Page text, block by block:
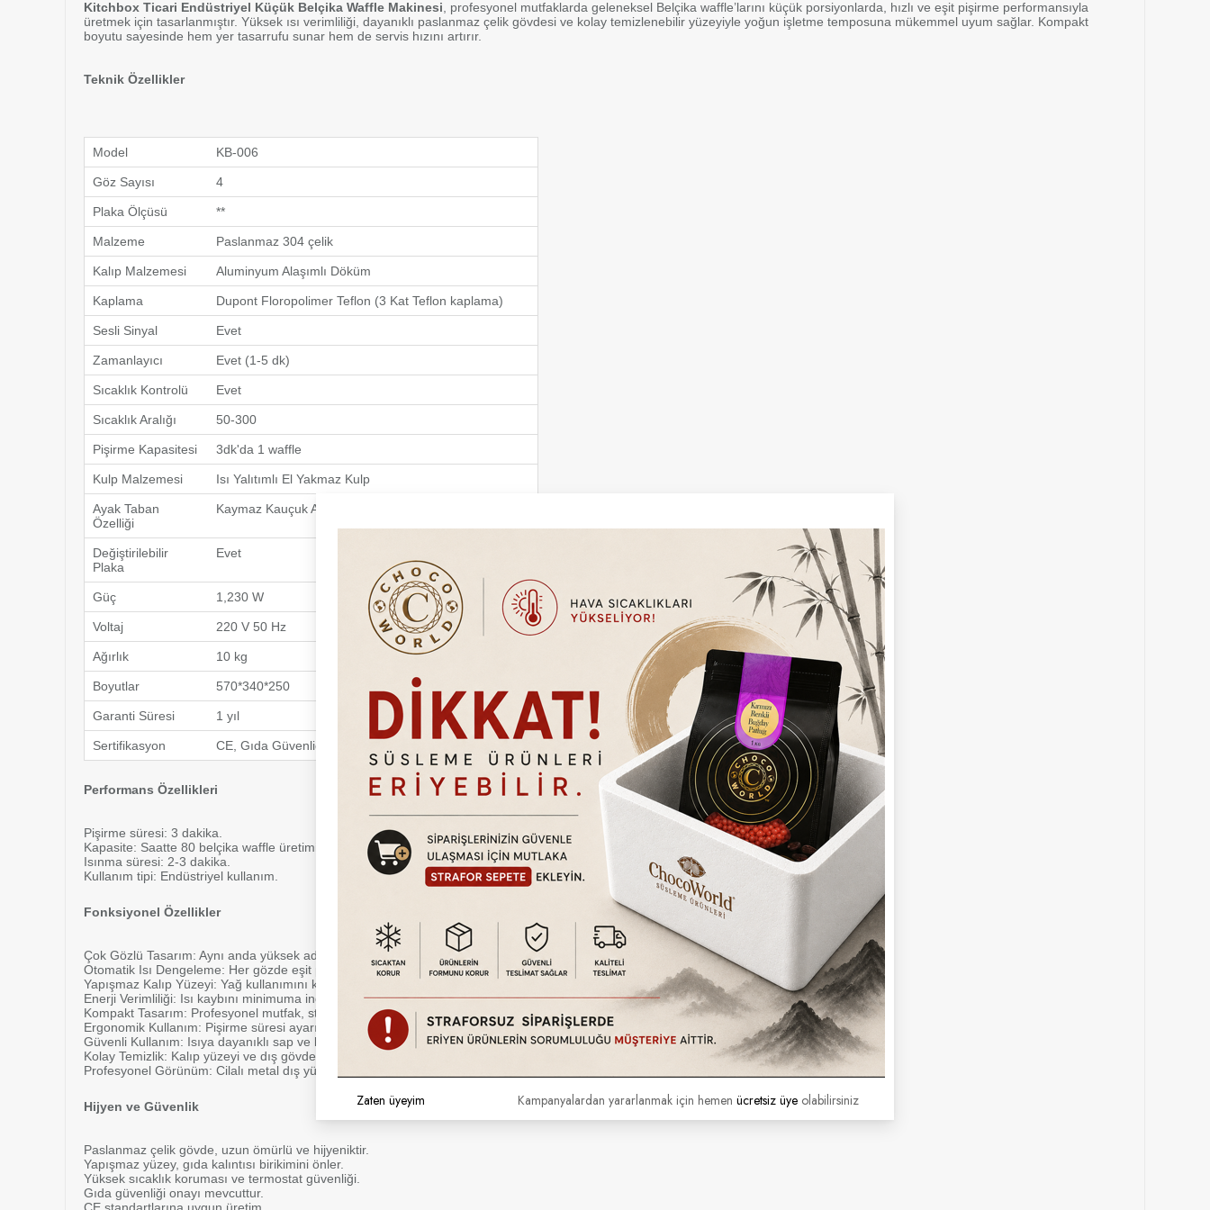
Hediye Paketi
servisleri
Neden Kitchbox?
Profesyonel mutfak kalitesini küçük alana sığdırır. Horeca standartlarında
Kitchbox Ticari Endüstriyel Küçük Belçika Waffle Makinesi , profesyonel mutfaklarda geleneksel Belçika waffle’larını küçük porsiyonlarda, hızlı ve eşit pişirme performansıyla
üretmek için tasarlanmıştır. Yüksek ısı verimliliği, dayanıklı paslanmaz çelik gövdesi ve kolay temizlenebilir yüzeyiyle yoğun işletme temposuna mükemmel uyum sağlar. Kompakt
boyutu sayesinde hem yer tasarrufu sunar hem de servis hızını artırır.
Teknik Özellikler
Model KB-006
Göz Sayısı 4
Plaka Ölçüsü **
Malzeme Paslanmaz 304 çelik
Kalıp Malzemesi Aluminyum Alaşımlı Döküm
Kaplama Dupont Floropolimer Teflon (3 Kat Teflon kaplama)
Sesli Sinyal Evet
Zamanlayıcı Evet (1-5 dk)
Sıcaklık Kontrolü Evet
Sıcaklık Aralığı 50-300
Pişirme Kapasitesi 3dk'da 1 waffle
Kulp Malzemesi Isı Yalıtımlı El Yakmaz Kulp
Ayak Taban
Özelliği
Kaymaz Kauçuk Ayaklar
Değiştirilebilir
Plaka
Evet
Güç 1,230 W
Voltaj 220 V 50 Hz
Ağırlık 10 kg
Boyutlar 570*340*250
Garanti Süresi 1 yıl
Sertifikasyon CE, Gıda Güvenliği Onayı
Performans Özellikleri
Pişirme süresi: 3 dakika.
Kapasite: Saatte 80 belçika waffle üretimi.
Isınma süresi: 2-3 dakika.
Kullanım tipi: Endüstriyel kullanım.
Fonksiyonel Özellikler
Çok Gözlü Tasarım: Aynı anda yüksek adetli belçika waffle pişirimi — toplu üretim kolaylığı.
Otomatik Isı Dengeleme: Her gözde eşit pişirme performansı.
Yapışmaz Kalıp Yüzeyi: Yağ kullanımını kaldırır, temizlik süresini kısaltır.
Enerji Verimliliği: Isı kaybını minimuma indirerek elektrik tüketimini düşürür.
Kompakt Tasarım: Profesyonel mutfak, stand veya mobil kiosk için uygundur.
Ergonomik Kullanım: Pişirme süresi ayarı kolay.
Güvenli Kullanım: Isıya dayanıklı sap ve kaymaz ayaklar.
Kolay Temizlik: Kalıp yüzeyi ve dış gövde nemli bezle silinebilir.
Profesyonel Görünüm: Cilalı metal dış yüzey, modern endüstriyel tasarım.
Hijyen ve Güvenlik
Paslanmaz çelik gövde, uzun ömürlü ve hijyeniktir.
Yapışmaz yüzey, gıda kalıntısı birikimini önler.
Yüksek sıcaklık koruması ve termostat güvenliği.
Gıda güvenliği onayı mevcuttur.
Kampanyalardan yararlanmak için hemen ücretsiz üye olabilirsiniz
Zaten üyeyim